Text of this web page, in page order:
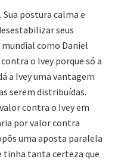
Sua postura calma e
seus
como Daniel
o Ivey porque só a
a Ivey uma vantagem
serem distribuídas.
contra o Ivey em
por valor contra
uma aposta paralela
tinha tanta certeza que